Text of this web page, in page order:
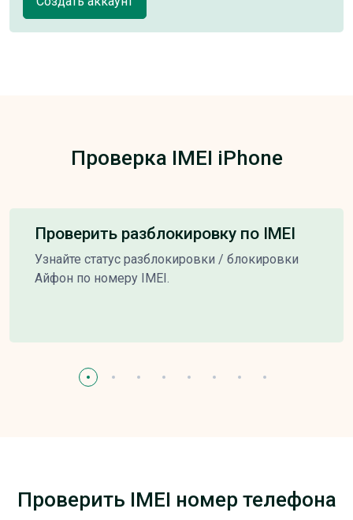
Проверка IMEI iPhone
Проверить разблокировку по IMEI
Узнайте статус разблокировки / блокировки
Айфон по номеру IMEI.
Проверить IMEI номер телефона